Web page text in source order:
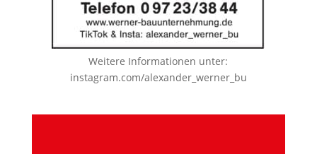
Weitere Informationen unter:
instagram.com/alexander_werner_bu